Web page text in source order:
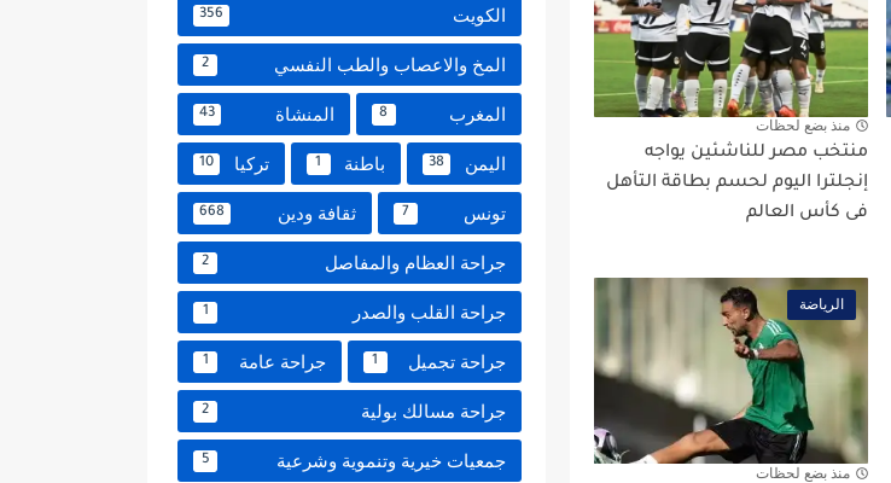
منذ بضع لحظات
منتخب مصر للناشئين يواجه
إنجلترا اليوم لحسم بطاقة التأهل
فى كأس العالم
الرياضة
منذ بضع لحظات
الكويت 356
المخ والاعصاب والطب النفسي 2
المغرب 8 المنشاة 43
اليمن 38 باطنة 1 تركيا 10
تونس 7 ثقافة ودين 668
جراحة العظام والمفاصل 2
جراحة القلب والصدر 1
جراحة تجميل 1 جراحة عامة 1
جراحة مسالك بولية 2
جمعيات خيرية وتنموية وشرعية 5